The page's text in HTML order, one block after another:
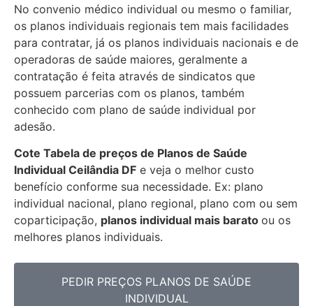
No convenio médico individual ou mesmo o familiar,
os planos individuais regionais tem mais facilidades
para contratar, já os planos individuais nacionais e de
operadoras de saúde maiores, geralmente a
contratação é feita através de sindicatos que
possuem parcerias com os planos, também
conhecido com plano de saúde individual por
adesão.
Cote Tabela de preços de Planos de Saúde
Individual Ceilândia DF e veja o melhor custo
benefício conforme sua necessidade. Ex: plano
individual nacional, plano regional, plano com ou sem
coparticipação, planos individual mais barato ou os
melhores planos individuais.
PEDIR PREÇOS PLANOS DE SAÚDE
INDIVIDUAL